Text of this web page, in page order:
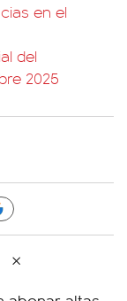
en el
del
2025